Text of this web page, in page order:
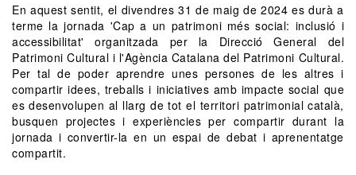
En aquest sentit, el divendres 31 de maig de 2024 es durà a
terme la jornada 'Cap a un patrimoni més social: inclusió i
accessibilitat' organitzada per la Direcció General del
Patrimoni Cultural i l'Agència Catalana del Patrimoni Cultural.
Per tal de poder aprendre unes persones de les altres i
compartir idees, treballs i iniciatives amb impacte social que
es desenvolupen al llarg de tot el territori patrimonial català,
busquen projectes i experiències per compartir durant la
jornada i convertir-la en un espai de debat i aprenentatge
compartit.